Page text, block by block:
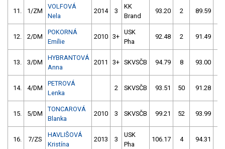
11. 1/ZM
VOLFOVÁ
Nela
2014 3
KK
Brand
93.20 2 89.59
12. 2/DM
POKORNÁ
Emílie
2010 3+
USK
Pha
92.48 2 91.49
13. 3/DM
HYBRANTOVÁ
Anna
2011 3+ SKVSČB 94.79 8 93.00
14. 4/DM
PETROVÁ
Lenka
2 SKVSČB 93.51 50 91.28
15. 5/DM
TONCAROVÁ
Blanka
2010 3 SKVSČB 99.21 52 93.99
16. 7/ZS
HAVLIŠOVÁ
Kristína
2013 3
USK
Pha
106.17 4 94.31